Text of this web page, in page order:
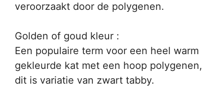
veroorzaakt door de polygenen.
Golden of goud kleur :
Een populaire term voor een heel warm
gekleurde kat met een hoop polygenen,
dit is variatie van zwart tabby.